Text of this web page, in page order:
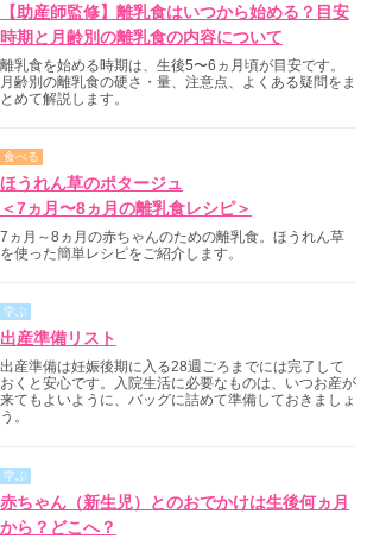
【助産師監修】離乳食はいつから始める？目安
時期と月齢別の離乳食の内容について
離乳食を始める時期は、生後5〜6ヵ月頃が目安です。
月齢別の離乳食の硬さ・量、注意点、よくある疑問をま
とめて解説します。
食べる
ほうれん草のポタージュ
＜7ヵ月〜8ヵ月の離乳食レシピ＞
7ヵ月～8ヵ月の赤ちゃんのための離乳食。ほうれん草
を使った簡単レシピをご紹介します。
学ぶ
出産準備リスト
出産準備は妊娠後期に入る28週ごろまでには完了して
おくと安心です。入院生活に必要なものは、いつお産が
来てもよいように、バッグに詰めて準備しておきましょ
う。
学ぶ
赤ちゃん（新生児）とのおでかけは生後何ヵ月
から？どこへ？